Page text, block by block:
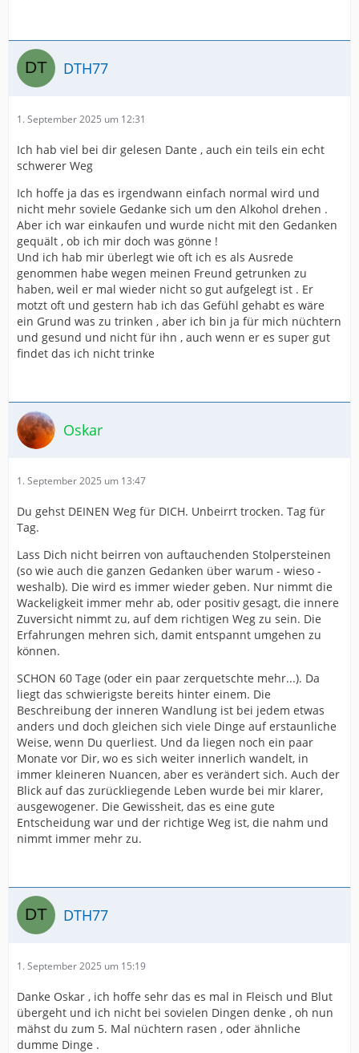
DTH77
1. September 2025 um 12:31
Ich hab viel bei dir gelesen Dante , auch ein teils ein echt
schwerer Weg
Ich hoffe ja das es irgendwann einfach normal wird und
nicht mehr soviele Gedanke sich um den Alkohol drehen .
Aber ich war einkaufen und wurde nicht mit den Gedanken
gequält , ob ich mir doch was gönne !
Und ich hab mir überlegt wie oft ich es als Ausrede
genommen habe wegen meinen Freund getrunken zu
haben, weil er mal wieder nicht so gut aufgelegt ist . Er
motzt oft und gestern hab ich das Gefühl gehabt es wäre
ein Grund was zu trinken , aber ich bin ja für mich nüchtern
und gesund und nicht für ihn , auch wenn er es super gut
findet das ich nicht trinke
Oskar
1. September 2025 um 13:47
Du gehst DEINEN Weg für DICH. Unbeirrt trocken. Tag für
Tag.
Lass Dich nicht beirren von auftauchenden Stolpersteinen
(so wie auch die ganzen Gedanken über warum - wieso -
weshalb). Die wird es immer wieder geben. Nur nimmt die
Wackeligkeit immer mehr ab, oder positiv gesagt, die innere
Zuversicht nimmt zu, auf dem richtigen Weg zu sein. Die
Erfahrungen mehren sich, damit entspannt umgehen zu
können.
SCHON 60 Tage (oder ein paar zerquetschte mehr...). Da
liegt das schwierigste bereits hinter einem. Die
Beschreibung der inneren Wandlung ist bei jedem etwas
anders und doch gleichen sich viele Dinge auf erstaunliche
Weise, wenn Du querliest. Und da liegen noch ein paar
Monate vor Dir, wo es sich weiter innerlich wandelt, in
immer kleineren Nuancen, aber es verändert sich. Auch der
Blick auf das zurückliegende Leben wurde bei mir klarer,
ausgewogener. Die Gewissheit, das es eine gute
Entscheidung war und der richtige Weg ist, die nahm und
nimmt immer mehr zu.
DTH77
1. September 2025 um 15:19
Danke Oskar , ich hoffe sehr das es mal in Fleisch und Blut
übergeht und ich nicht bei sovielen Dingen denke , oh nun
mähst du zum 5. Mal nüchtern rasen , oder ähnliche
dumme Dinge .